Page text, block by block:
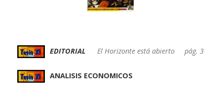
EDITORIAL El Horizonte está abierto pág. 3
ANALISIS ECONOMICOS